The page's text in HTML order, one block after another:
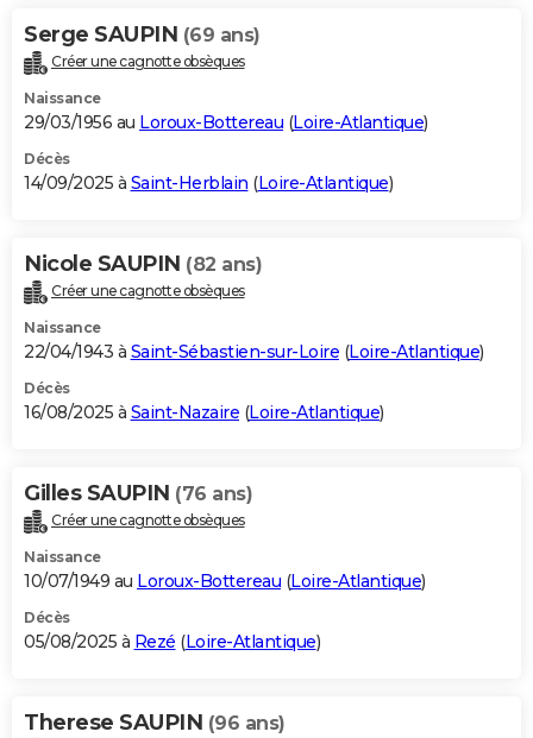
Carte de Noël
Carte Bonne année
Carte Saint-Valentin
Carte Pâques
Carte d'anniversaire
DICTIONNAIRE
Dictionnaire
Biographies
Citations
Expressions
Proverbes
PROGRAMME TV
S'inscrire
Se connecter
Lycées
Collèges
Primaires
Universités
Entreprises
Service militaire
Avis de recherche
AVIS DE DÉCÈS
Bricolage
Lifestyle
Culture
Sport
Auto
Television
Voyage
Cinema
Serge SAUPIN (69 ans)
Créer une cagnotte obsèques
Naissance
29/03/1956 au Loroux-Bottereau (Loire-Atlantique)
Décès
14/09/2025 à Saint-Herblain (Loire-Atlantique)
Nicole SAUPIN (82 ans)
Créer une cagnotte obsèques
Naissance
22/04/1943 à Saint-Sébastien-sur-Loire (Loire-Atlantique)
Décès
16/08/2025 à Saint-Nazaire (Loire-Atlantique)
Gilles SAUPIN (76 ans)
Créer une cagnotte obsèques
Naissance
10/07/1949 au Loroux-Bottereau (Loire-Atlantique)
Décès
05/08/2025 à Rezé (Loire-Atlantique)
Therese SAUPIN (96 ans)